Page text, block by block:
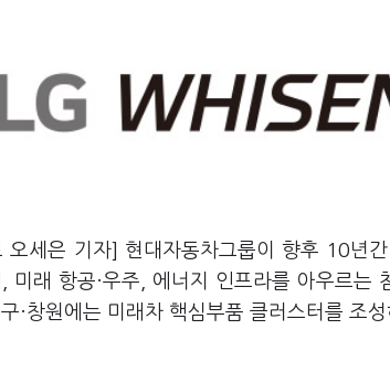
오세은 기자] 현대자동차그룹이 향후 10년
미래 항공·우주, 에너지 인프라를 아우르
·창원에는 미래차 핵심부품 클러스터를 조